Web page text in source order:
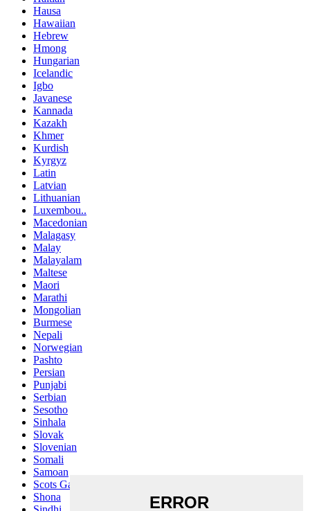
Hausa
Hawaiian
Hebrew
Hmong
Hungarian
Icelandic
Igbo
Javanese
Kannada
Kazakh
Khmer
Kurdish
Kyrgyz
Latin
Latvian
Lithuanian
Luxembou..
Macedonian
Malagasy
Malay
Malayalam
Maltese
Maori
Marathi
Mongolian
Burmese
Nepali
Norwegian
Pashto
Persian
Punjabi
Serbian
Sesotho
Sinhala
Slovak
Slovenian
Somali
Samoan
Scots Gaelic
Shona